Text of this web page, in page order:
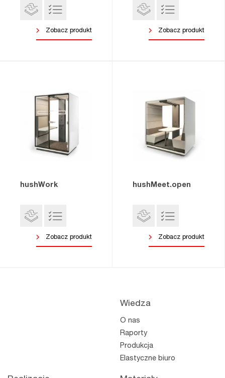
Zobacz produkt Zobacz produkt
hushWork
Zobacz produkt
hushMeet.open
Zobacz produkt
Wiedza
O nas
Raporty
Produkcja
Elastyczne biuro